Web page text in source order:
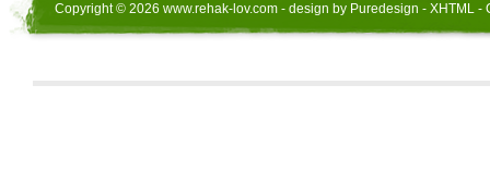
Copyright © 2026 www.rehak-lov.com - design by Puredesign - XHTML -